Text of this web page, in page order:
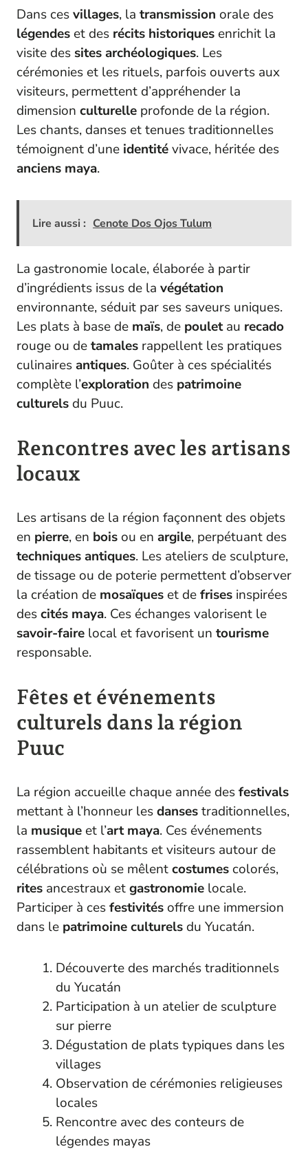
Dans cesvillages, la transmission orale des
légendes et des récits historiques enrichit la
visite des sitesarchéologiques. Les
cérémonies et les rituels, parfois ouverts aux
visiteurs, permettent d’appréhender la
dimension culturelle profonde de la région.
Les chants, danses et tenues traditionnelles
témoignent d’une identitévivace, héritée des
anciens maya.
Lire aussi : Cenote Dos Ojos Tulum
La gastronomie locale, élaborée à partir
d’ingrédients issus de la végétation
environnante, séduit par ses saveurs uniques.
Les plats à base de maïs, de pouletau recado
rouge ou detamales rappellent les pratiques
culinairesantiques. Goûter à ces spécialités
complète l’exploration des patrimoine
culturels du Puuc.
Rencontres avec les artisans
locaux
Les artisans de la région façonnent des objets
en pierre, en bois ou en argile, perpétuant des
techniquesantiques. Les ateliers de sculpture,
de tissage ou de poterie permettent d’observer
la création de mosaïques et defrises inspirées
descités maya. Ces échanges valorisent le
savoir-faire local et favorisent un tourisme
responsable.
Fêtes et événements
culturels dans la région
Puuc
La région accueille chaque année desfestivals
mettant à l’honneur lesdansestraditionnelles,
la musique et l’art maya. Ces événements
rassemblent habitants et visiteurs autour de
célébrations où se mêlentcostumes colorés,
rites ancestraux etgastronomie locale.
Participer à cesfestivités offre une immersion
dans le patrimoineculturels du Yucatán.
Découverte des marchés traditionnels
du Yucatán
Participation à un atelier de sculpture
sur pierre
Dégustation de plats typiques dans les
villages
Observation de cérémonies religieuses
locales
Rencontre avec des conteurs de
légendes mayas